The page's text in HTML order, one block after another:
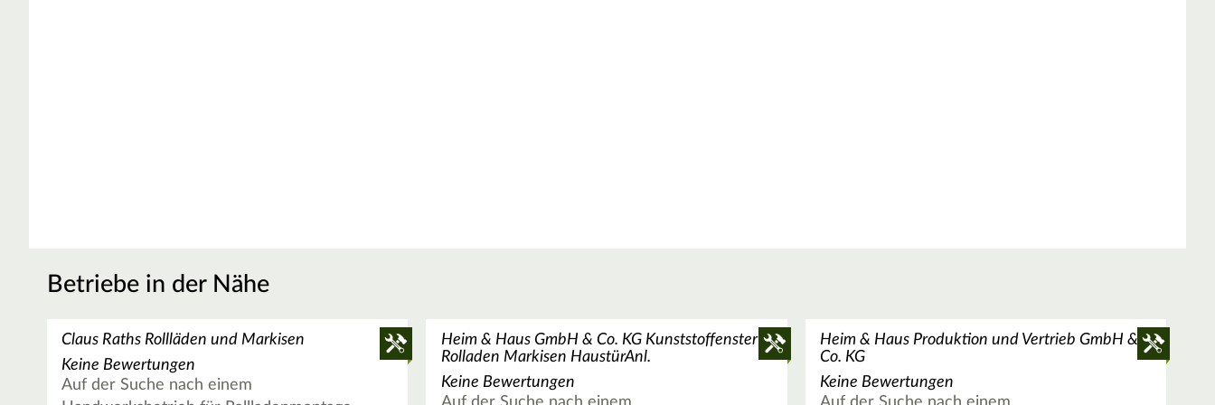
Betriebe in der Nähe
Claus Raths Rollläden und Markisen
Keine Bewertungen
Auf der Suche nach einem
Heim & Haus GmbH & Co. KG Kunststoffenster
Rolladen Markisen HaustürAnl.
Keine Bewertungen
Heim & Haus Produktion und Vertrieb GmbH &
Co. KG
Keine Bewertungen